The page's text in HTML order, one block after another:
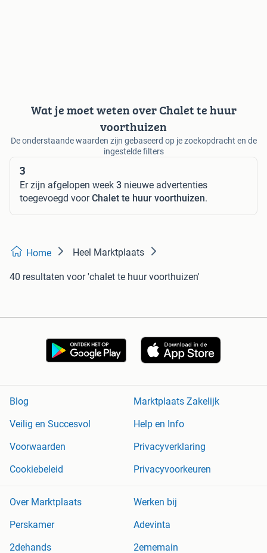
Wat je moet weten over Chalet te huur
voorthuizen
De onderstaande waarden zijn gebaseerd op je zoekopdracht en de
ingestelde filters
3
Er zijn afgelopen week 3 nieuwe advertenties
toegevoegd voorChalet te huur voorthuizen.
Home Heel Marktplaats
40 resultaten voor 'chalet te huur voorthuizen'
Blog
Marktplaats Zakelijk
Veilig en Succesvol
Help en Info
Voorwaarden
Privacyverklaring
Cookiebeleid
Privacyvoorkeuren
Over Marktplaats
Werken bij
Perskamer
Adevinta
2dehands
2ememain